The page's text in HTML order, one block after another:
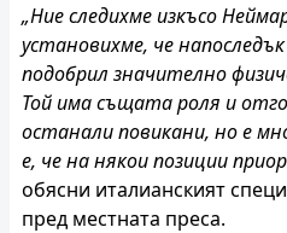
„Ние следихме изкъсо
установихме, че
подобрил значително
Той има същата роля и
останали повикани, но е
е, че на някои позиции
обясни италианският
пред местната преса.